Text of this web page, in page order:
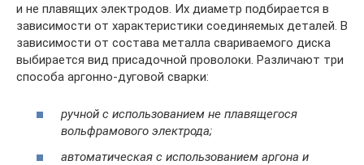
и не плавящих электродов. Их диаметр подбирается в
зависимости от характеристики соединяемых деталей. В
зависимости от состава металла свариваемого диска
выбирается вид присадочной проволоки. Различают три
способа аргонно-дуговой сварки:
ручной с использованием не плавящегося
вольфрамового электрода;
автоматическая с использованием аргона и